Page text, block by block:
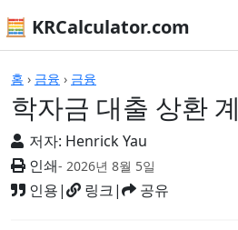
🧮 KRCalculator.com
홈 › 금융 › 금융
학자금 대출 상환
저자: Henrick Yau
인쇄- 2026년 8월 5일
인용| 링크| 공유
계산기